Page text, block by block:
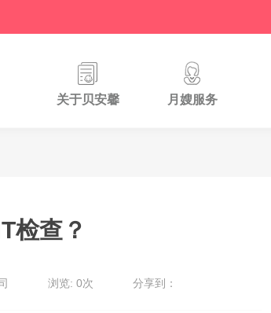
关于贝安馨 月嫂服务
检查？
浏览: 0次 分享到：